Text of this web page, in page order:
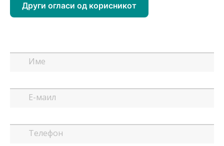
Други огласи од корисникот